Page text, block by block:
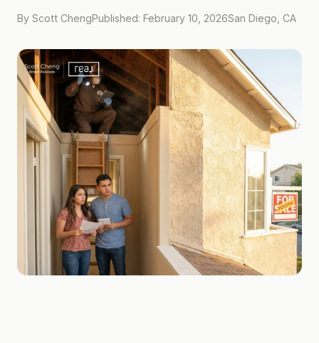
By Scott ChengPublished: February 10, 2026San Diego, CA